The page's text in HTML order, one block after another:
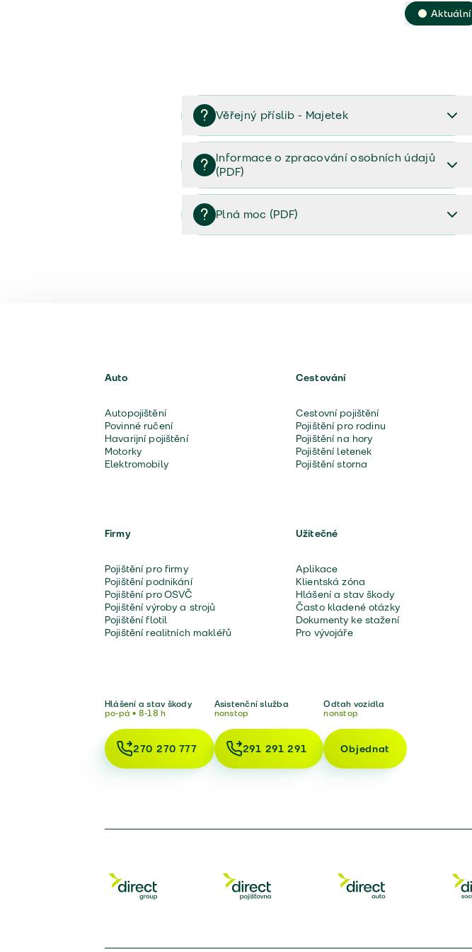
Aktuální
Věřejný příslib - Majetek
Věřejný příslib majetek 2023
Informace o zpracování osobních údajů
(PDF)
Informace o zpracování osobních údajů (PDF)
Plná moc (PDF)
Auto
Autopojištění
Povinné ručení
Havarijní pojištění
Motorky
Elektromobily
Cestování
Cestovní pojištění
Pojištění pro rodinu
Pojištění na hory
Pojištění letenek
Pojištění storna
Firmy
Pojištění pro firmy
Pojištění podnikání
Pojištění pro OSVČ
Pojištění výroby a strojů
Pojištění flotil
Pojištění realitních makléřů
Užitečné
Aplikace
Klientská zóna
Hlášení a stav škody
Často kladené otázky
Dokumenty ke stažení
Pro vývojáře
Hlášení a stav škody
po-pá • 8-18 h
270 270 777
Asistenční služba
nonstop
291 291 291
Odtah vozidla
nonstop
Objednat